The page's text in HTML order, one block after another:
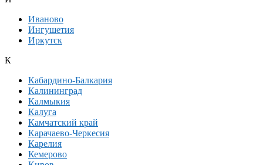
Иваново
Ингушетия
Иркутск
К
Кабардино-Балкария
Калининград
Калмыкия
Калуга
Камчатский край
Карачаево-Черкесия
Карелия
Кемерово